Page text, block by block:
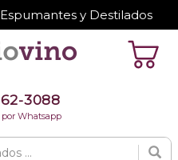
y Destilados
3088
por Whatsapp